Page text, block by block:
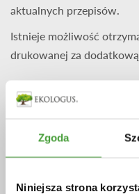
Zgoda
Niniejsza strona
aktualnych przepisów.
Istnieje możliwość
drukowanej za
Czas trwania
wykładów + dwie
obiadowa).
Szkolenie prowadzone w